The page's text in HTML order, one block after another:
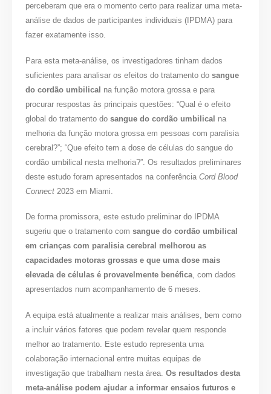
perceberam que era o momento certo para realizar uma meta-
análise de dados de participantes individuais (IPDMA) para
fazer exatamente isso.
Para esta meta-análise, os investigadores tinham dados
suficientes para analisar os efeitos do tratamento dosangue
do cordão umbilical na função motora grossa e para
procurar respostas às principais questões: “Qual é o efeito
global do tratamento dosangue do cordão umbilical na
melhoria da função motora grossa em pessoas com paralisia
cerebral?”; “Que efeito tem a dose de células do sangue do
cordão umbilical nesta melhoria?”. Os resultados preliminares
deste estudo foram apresentados na conferênciaCord Blood
Connect 2023 em Miami.
De forma promissora, este estudo preliminar do IPDMA
sugeriu que o tratamento comsangue do cordão umbilical
em crianças com paralisia cerebral melhorou as
capacidades motoras grossas e que uma dose mais
elevada de células é provavelmente benéfica, com dados
apresentados num acompanhamento de 6 meses.
A equipa está atualmente a realizar mais análises, bem como
a incluir vários fatores que podem revelar quem responde
melhor ao tratamento. Este estudo representa uma
colaboração internacional entre muitas equipas de
investigação que trabalham nesta área.Os resultados desta
meta-análise podem ajudar a informar ensaios futuros e